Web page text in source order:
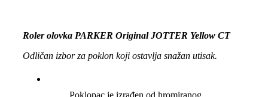
Roler olovka PARKER Original JOTTER Yellow CT
Odličan izbor za poklon koji ostavlja snažan utisak.
Poklopac je izrađen od hromiranog